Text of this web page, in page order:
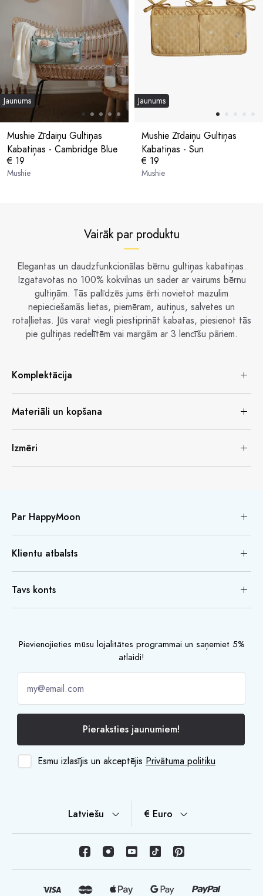
Jaunums
Mushie Zīdaiņu Gultiņas
Kabatiņas - Cambridge Blue
€ 19
Mushie
Jaunums
Mushie Zīdaiņu Gultiņas
Kabatiņas - Sun
€ 19
Mushie
Vairāk par produktu
Elegantas un daudzfunkcionālas bērnu gultiņas kabatiņas.
Izgatavotas no 100% kokvilnas un sader ar vairums bērnu
gultiņām. Tās palīdzēs jums ērti novietot mazulim
nepieciešamās lietas, piemēram, autiņus, salvetes un
rotaļlietas. Jūs varat viegli piestiprināt kabatas, piesienot tās
pie gultiņas redelītēm vai margām ar 3 lencīšu pāriem.
Komplektācija
Materiāli un kopšana
Izmēri
Par HappyMoon
Klientu atbalsts
Tavs konts
Pievienojieties mūsu lojalitātes programmai un saņemiet 5%
atlaidi!
Pieraksties jaunumiem!
Esmu izlasījis un akceptējis Privātuma politiku
Latviešu € Euro